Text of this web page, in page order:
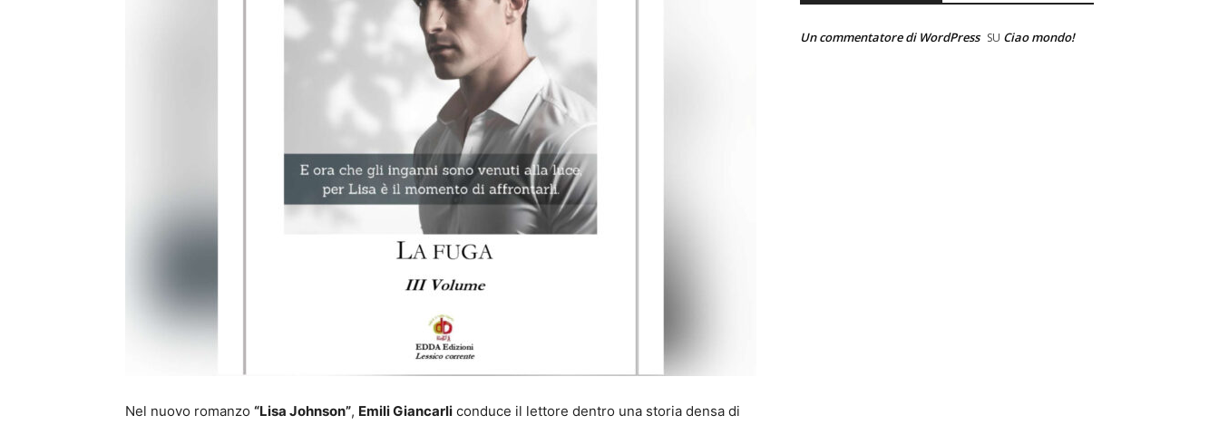
Nel nuovo romanzo “Lisa Johnson”, Emili Giancarli conduce il lettore dentro una storia densa di
Un commentatore di WordPress SU Ciao mondo!